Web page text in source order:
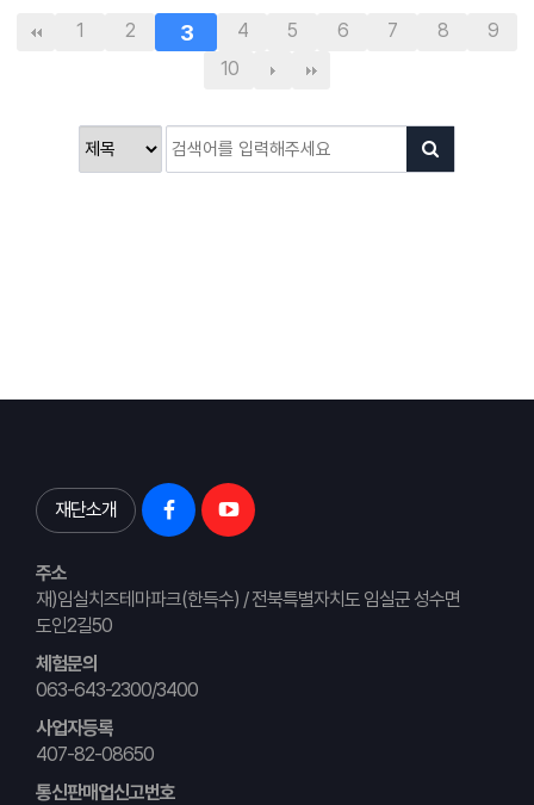
1 2 3 4 5 6 7 8
9
10
재단소개
주소
재)임실치즈테마파크(한득수) / 전북특별자치도 임실군 성수면
도인2길50
체험문의
063-643-2300/3400
사업자등록
407-82-08650
통신판매업신고번호